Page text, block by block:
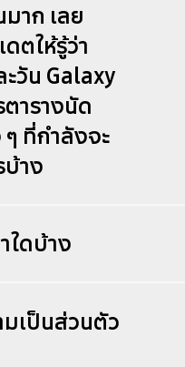
าก เลย
ตให้รู้ว่า
วัน Galaxy
ตารางนัด
ที่กำลังจะ
บ้าง
ใดบ้าง
เป็นส่วนตัว